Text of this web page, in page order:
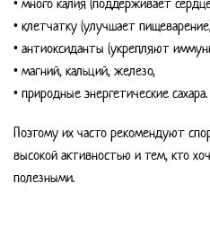
• клетчатку (улучшает
• антиоксиданты (укрепляют
• магний, кальций, железо,
• природные энергетические сахара.
Поэтому их часто рекомендуют
высокой активностью и тем, кто
полезными.